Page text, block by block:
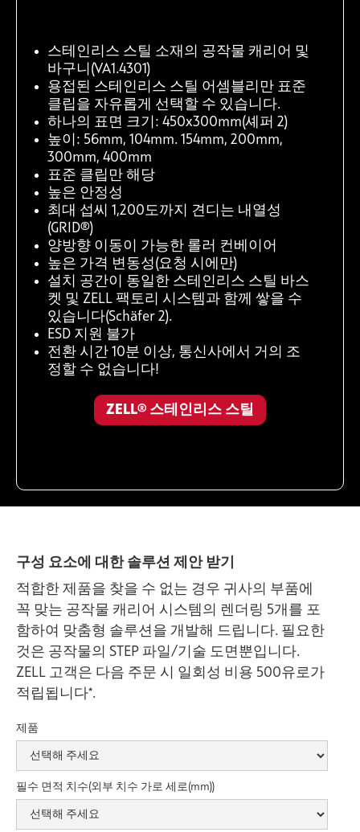
스테인리스 스틸 소재의 공작물 캐리어 및
바구니(VA1.4301)
용접된 스테인리스 스틸 어셈블리만 표준
클립을 자유롭게 선택할 수 있습니다.
하나의 표면 크기: 450x300mm(셰퍼 2)
높이: 56mm, 104mm. 154mm, 200mm,
300mm, 400mm
표준 클립만 해당
높은 안정성
최대 섭씨 1,200도까지 견디는 내열성
(GRID®)
양방향 이동이 가능한 롤러 컨베이어
높은 가격 변동성(요청 시에만)
설치 공간이 동일한 스테인리스 스틸 바스
켓 및 ZELL 팩토리 시스템과 함께 쌓을 수
있습니다(Schäfer 2).
ESD 지원 불가
전환 시간 10분 이상, 통신사에서 거의 조
정할 수 없습니다!
ZELL® 스테인리스 스틸
구성 요소에 대한 솔루션 제안 받기
적합한 제품을 찾을 수 없는 경우 귀사의 부품에
꼭 맞는 공작물 캐리어 시스템의 렌더링 5개를 포
함하여 맞춤형 솔루션을 개발해 드립니다. 필요한
것은 공작물의 STEP 파일/기술 도면뿐입니다.
ZELL 고객은 다음 주문 시 일회성 비용 500유로가
적립됩니다*.
제품
필수 면적 치수(외부 치수 가로 세로(mm))